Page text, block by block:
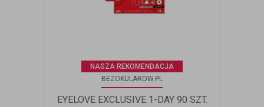
NASZA REKOMENDACJA
BEZOKULAROW.PL
EYELOVE EXCLUSIVE 1-DAY 90 SZT.